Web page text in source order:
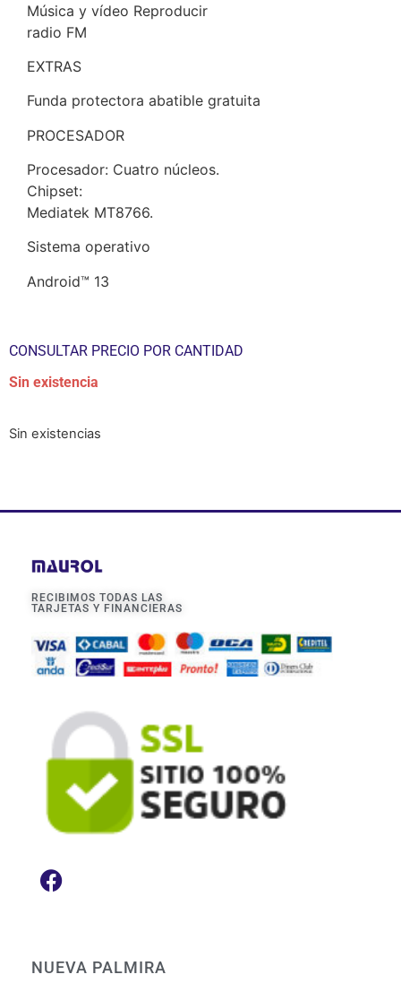
Música y vídeo Reproducir
radio FM
EXTRAS
Funda protectora abatible gratuita
PROCESADOR
Procesador: Cuatro núcleos.
Chipset:
Mediatek MT8766.
Sistema operativo
Android™ 13
CONSULTAR PRECIO POR CANTIDAD
Sin existencia
Sin existencias
RECIBIMOS TODAS LAS
TARJETAS Y FINANCIERAS
NUEVA PALMIRA